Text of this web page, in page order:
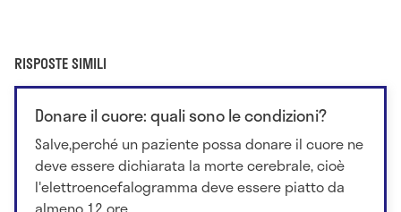
RISPOSTE SIMILI
Donare il cuore: quali sono le condizioni?
Salve,perché un paziente possa donare il cuore ne
deve essere dichiarata la morte cerebrale, cioè
l'elettroencefalogramma deve essere piatto da